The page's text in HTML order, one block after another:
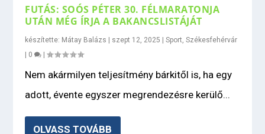
FUTÁS: SOÓS PÉTER 30. FÉLMARATONJA
UTÁN MÉG ÍRJA A BAKANCSLISTÁJÁT
készítette: Mátay Balázs | szept 12, 2025 |Sport ,Székesfehérvár
| 0 |
Nem akármilyen teljesítmény bárkitől is, ha egy
adott, évente egyszer megrendezésre kerülő...
OLVASS TOVÁBB